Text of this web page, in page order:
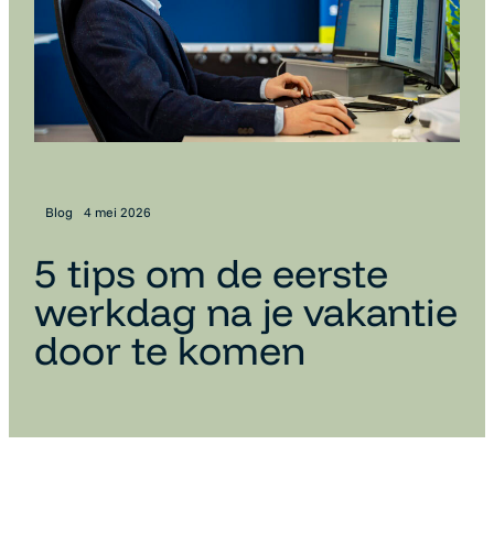
Blog 4 mei 2026
5 tips om de eerste
werkdag na je vakantie
door te komen